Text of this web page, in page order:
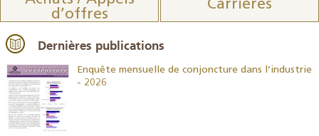
d’offres
Carrières
Dernières publications
Enquête mensuelle de conjoncture dans l’industrie
- 2026